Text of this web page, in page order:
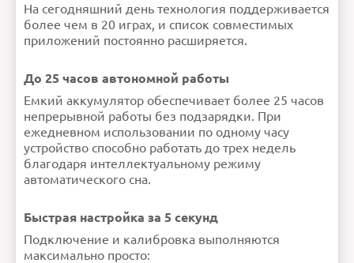
На сегодняшний день технология поддерживается
более чем в 20 играх, и список совместимых
приложений постоянно расширяется.
До 25 часов автономной работы
Емкий аккумулятор обеспечивает более 25 часов
непрерывной работы без подзарядки. При
ежедневном использовании по одному часу
устройство способно работать до трех недель
благодаря интеллектуальному режиму
автоматического сна.
Быстрая настройка за 5 секунд
Подключение и калибровка выполняются
максимально просто: